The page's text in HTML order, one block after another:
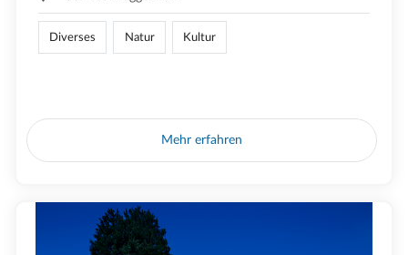
Diverses Natur Kultur
Mehr erfahren